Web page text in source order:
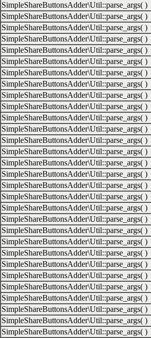
SimpleShareButtonsAdder\Util::parse_args( )
SimpleShareButtonsAdder\Util::parse_args( )
SimpleShareButtonsAdder\Util::parse_args( )
SimpleShareButtonsAdder\Util::parse_args( )
SimpleShareButtonsAdder\Util::parse_args( )
SimpleShareButtonsAdder\Util::parse_args( )
SimpleShareButtonsAdder\Util::parse_args( )
SimpleShareButtonsAdder\Util::parse_args( )
SimpleShareButtonsAdder\Util::parse_args( )
SimpleShareButtonsAdder\Util::parse_args( )
SimpleShareButtonsAdder\Util::parse_args( )
SimpleShareButtonsAdder\Util::parse_args( )
SimpleShareButtonsAdder\Util::parse_args( )
SimpleShareButtonsAdder\Util::parse_args( )
SimpleShareButtonsAdder\Util::parse_args( )
SimpleShareButtonsAdder\Util::parse_args( )
SimpleShareButtonsAdder\Util::parse_args( )
SimpleShareButtonsAdder\Util::parse_args( )
SimpleShareButtonsAdder\Util::parse_args( )
SimpleShareButtonsAdder\Util::parse_args( )
SimpleShareButtonsAdder\Util::parse_args( )
SimpleShareButtonsAdder\Util::parse_args( )
SimpleShareButtonsAdder\Util::parse_args( )
SimpleShareButtonsAdder\Util::parse_args( )
SimpleShareButtonsAdder\Util::parse_args( )
SimpleShareButtonsAdder\Util::parse_args( )
SimpleShareButtonsAdder\Util::parse_args( )
SimpleShareButtonsAdder\Util::parse_args( )
SimpleShareButtonsAdder\Util::parse_args( )
SimpleShareButtonsAdder\Util::parse_args( )